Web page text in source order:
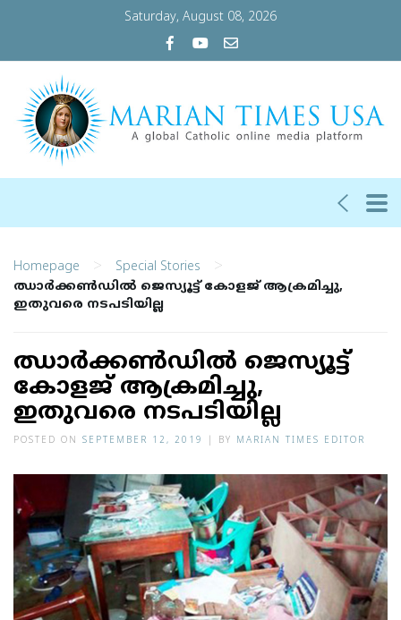
Saturday, August 08, 2026
Homepage > Special Stories >
ഝാര്‍ക്കണ്‍ഡില്‍ ജെസ്യൂട്ട് കോളജ് ആക്രമിച്ചു,
ഇതുവരെ നടപടിയില്ല
ഝാര്‍ക്കണ്‍ഡില്‍ ജെസ്യൂട്ട്
കോളജ് ആക്രമിച്ചു,
ഇതുവരെ നടപടിയില്ല
POSTED ON SEPTEMBER 12, 2019 BY MARIAN TIMES EDITOR